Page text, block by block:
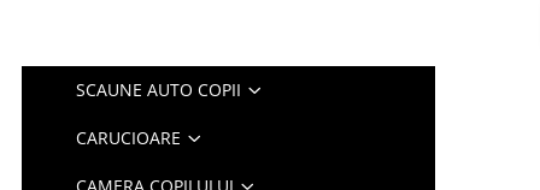
SCAUNE AUTO COPII
CARUCIOARE